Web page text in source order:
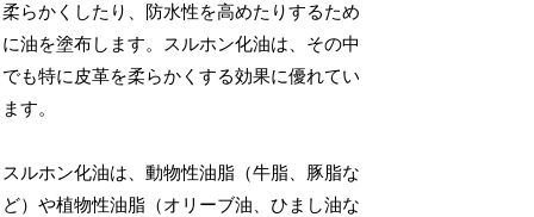
柔らかくしたり、防水性を高めたりするため
に油を塗布します。スルホン化油は、その中
でも特に皮革を柔らかくする効果に優れてい
ます。
スルホン化油は、動物性油脂（牛脂、豚脂な
ど）や植物性油脂（オリーブ油、ひまし油な